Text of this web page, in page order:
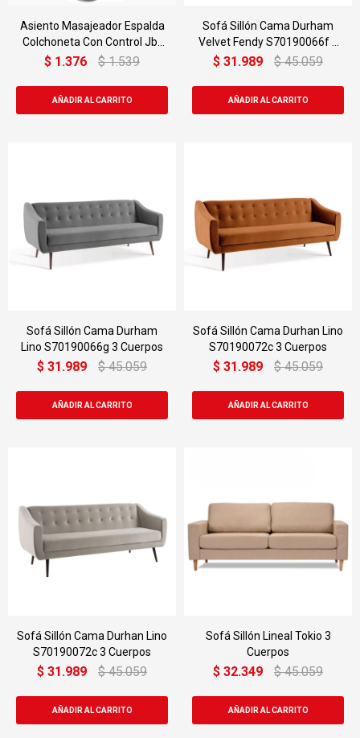
Asiento Masajeador Espalda
Colchoneta Con Control Jb-
100b
$ 1.376 $ 1.539
Sofá Sillón Cama Durham
Velvet Fendy S70190066f 3
Cuerpos
$ 31.989 $ 45.059
Sofá Sillón Cama Durham
Lino S70190066g 3 Cuerpos
$ 31.989 $ 45.059
Sofá Sillón Cama Durhan Lino
S70190072c 3 Cuerpos
$ 31.989 $ 45.059
Sofá Sillón Cama Durhan Lino
S70190072c 3 Cuerpos
$ 31.989 $ 45.059
Sofá Sillón Lineal Tokio 3
Cuerpos
$ 32.349 $ 45.059